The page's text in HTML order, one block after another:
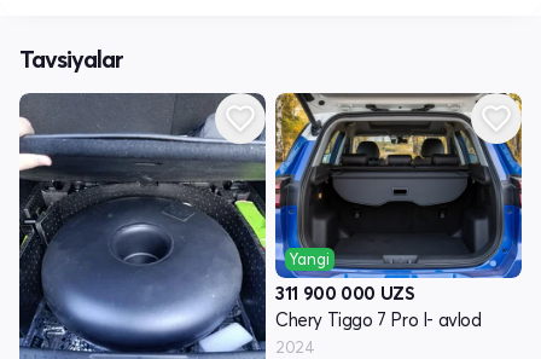
Tavsiyalar
Yangi
311 900 000 UZS
Chery Tiggo 7 Pro I- avlod
2024